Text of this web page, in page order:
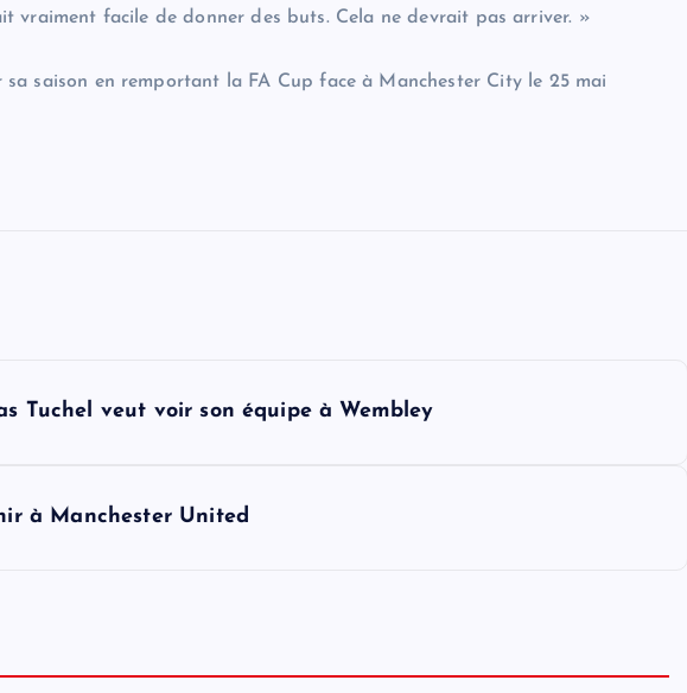
vraiment facile de donner des buts. Cela ne devrait pas arriver. »
saison en remportant la FA Cup face à Manchester City le 25 mai
Tuchel veut voir son équipe à Wembley
à Manchester United